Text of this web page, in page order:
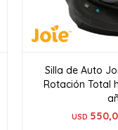
Silla de Auto
Rotación Total
USD